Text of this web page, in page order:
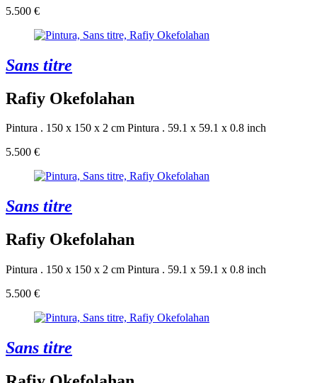
5.500 €
Sans titre
Rafiy Okefolahan
Pintura . 150 x 150 x 2 cm Pintura . 59.1 x 59.1 x 0.8 inch
5.500 €
Sans titre
Rafiy Okefolahan
Pintura . 150 x 150 x 2 cm Pintura . 59.1 x 59.1 x 0.8 inch
5.500 €
Sans titre